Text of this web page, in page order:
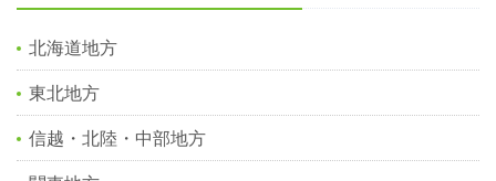
北海道地方
東北地方
信越・北陸・中部地方